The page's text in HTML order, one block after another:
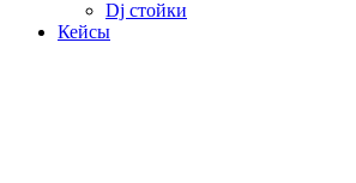
Dj стойки
Кейсы